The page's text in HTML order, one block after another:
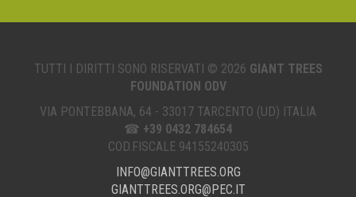
TUTTI I DIRITTI SONO RISERVATI © 2026 GIANT TREES
FOUNDATION ODV
VIA PONTEBBANA, 64 - 33017 TARCENTO (UD) ITALIA
☎ +39 0432 784654
COD.FISCALE 94155240305
INFO@GIANTTREES.ORG
GIANTTREES.ORG@PEC.IT